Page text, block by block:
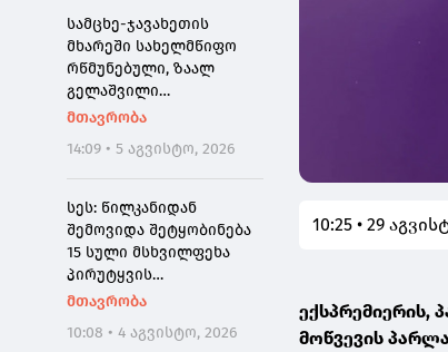
სამცხე-ჯავახეთის
მხარეში სახელმწიფო
რწმუნებული, ზაალ
გელაშვილი
გარდაიცვალა
მთავრობა
14:09 • 5 აგვისტო, 2026
სეს: წილკანიდან
შემოვიდა შეტყობინება
15 სული მსხვილფეხა
პირუტყვის
ინტოქსიკაციის შესახებ -
ჯანმრთელობისთვის
მთავრობა
10:08 • 4 აგვისტო, 2026
10:25 • 29
ექსპრემიერის,
მოწვევის